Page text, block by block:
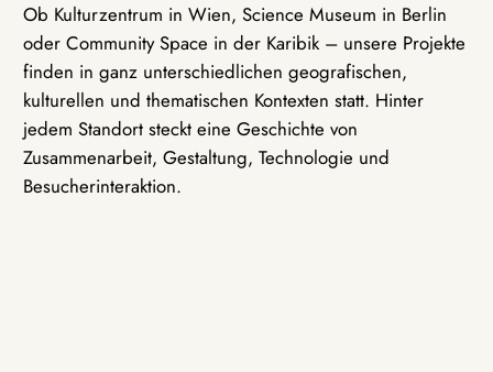
Ob Kulturzentrum in Wien, Science Museum in Berlin
oder Community Space in der Karibik – unsere Projekte
finden in ganz unterschiedlichen geografischen,
kulturellen und thematischen Kontexten statt. Hinter
jedem Standort steckt eine Geschichte von
Zusammenarbeit, Gestaltung, Technologie und
Besucherinteraktion.